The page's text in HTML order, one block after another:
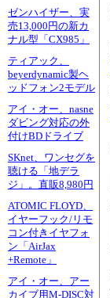
ゼンハイザー、実
売13,000円の新カ
ナル型「CX985」
ティアック、
beyerdynamic製ヘ
ッドフォン2モデル
アイ・オー、nasne
ダビング対応の外
付けBDドライブ
SKnet、ワンセグを
聴ける「地デラ
ジ」。直販8,980円
ATOMIC FLOYD、
イヤーフック/リモ
コン付きイヤフォ
ン「AirJax
+Remote」
アイ・オー、アー
カイブ用M-DISC対